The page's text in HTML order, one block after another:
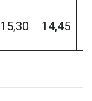
15,30 14,45